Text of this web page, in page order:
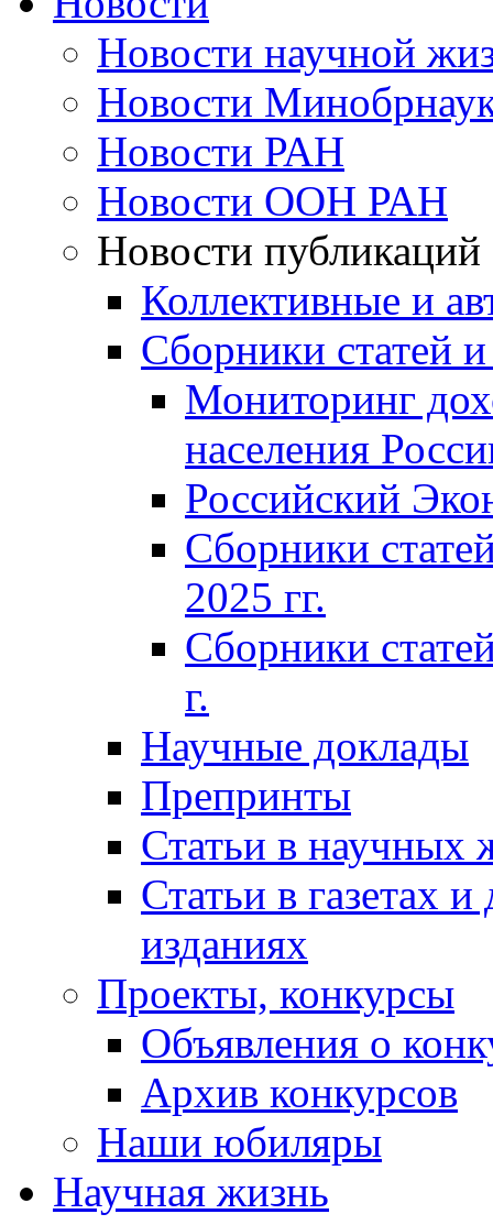
Новости научной
Новости
Новости РАН
Новости ООН РАН
Новости публикаций
Коллективные и
Сборники статей
Мониторинг
населения
Российский
Сборники
2025 гг.
Сборники
г.
Научные доклады
Препринты
Статьи в научных
Статьи в газетах
изданиях
Проекты, конкурсы
Объявления о
Архив конкурсов
Наши юбиляры
Научная жизнь